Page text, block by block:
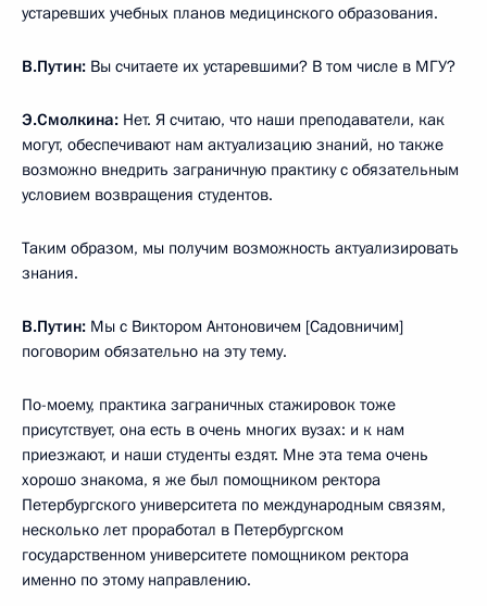
устаревших учебных планов медицинского образования.
В.Путин: Вы считаете их устаревшими? В том числе в МГУ?
Э.Смолкина: Нет. Я считаю, что наши преподаватели, как
могут, обеспечивают нам актуализацию знаний, но также
возможно внедрить заграничную практику с обязательным
условием возвращения студентов.
Таким образом, мы получим возможность актуализировать
знания.
В.Путин: Мы с Виктором Антоновичем [Садовничим]
поговорим обязательно на эту тему.
По-моему, практика заграничных стажировок тоже
присутствует, она есть в очень многих вузах: и к нам
приезжают, и наши студенты ездят. Мне эта тема очень
хорошо знакома, я же был помощником ректора
Петербургского университета по международным связям,
несколько лет проработал в Петербургском
государственном университете помощником ректора
именно по этому направлению.